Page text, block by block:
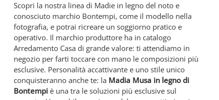
Scopri la nostra linea di Madie in legno del noto e
conosciuto marchio Bontempi, come il modello nella
fotografia, e potrai ricreare un soggiorno pratico e
operativo. Il marchio produttore ha in catalogo
Arredamento Casa di grande valore: ti attendiamo in
negozio per farti toccare con mano le composizioni più
esclusive. Personalità accattivante e uno stile unico
conquisteranno anche te: la Madia Musa in legno di
Bontempi è una tra le soluzioni più esclusive sul